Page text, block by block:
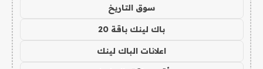
سوق التاريخ
باك لينك باقة 20
اعلانات الباك لينك